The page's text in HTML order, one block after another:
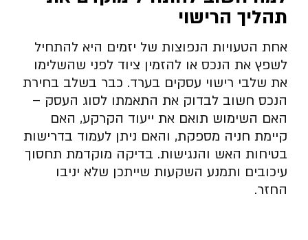
תהליך הרישוי
אחת הטעויות הנפוצות של יזמים היא להתחיל
לשפץ את הנכס או להזמין ציוד לפני שהשלימו
את שלבי רישוי עסקים בערד. כבר בשלב בחירת
הנכס חשוב לבדוק את התאמתו לסוג העסק –
האם השימוש תואם את ייעוד הקרקע, האם
קיימת חניה מספקת, והאם ניתן לעמוד בדרישות
בטיחות האש והנגישות. בדיקה מוקדמת תחסוך
עיכובים ותמנע השקעות שייתכן שלא יניבו
החזר.